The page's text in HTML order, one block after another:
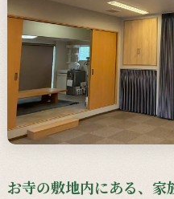
お寺の敷地内にある、家